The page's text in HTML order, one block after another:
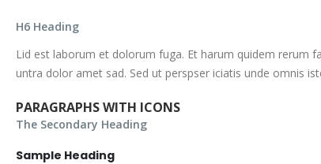
H6 Heading
Lid est laborum et dolorum fuga. Et harum quidem rerum
untra dolor amet sad. Sed ut perspser iciatis unde omnis
PARAGRAPHS WITH ICONS
The Secondary Heading
Sample Heading